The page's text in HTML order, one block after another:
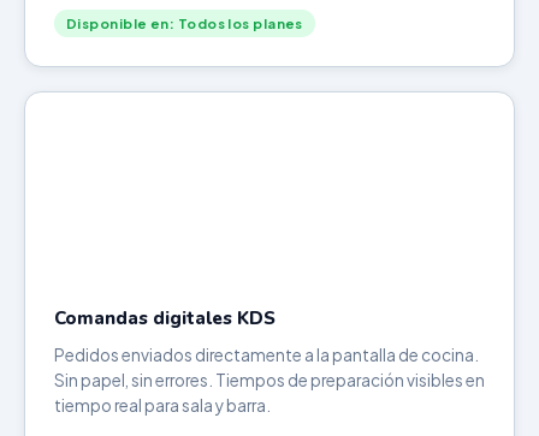
Disponible en: Todos los planes
Comandas digitales KDS
Pedidos enviados directamente a la pantalla de cocina.
Sin papel, sin errores. Tiempos de preparación visibles en
tiempo real para sala y barra.